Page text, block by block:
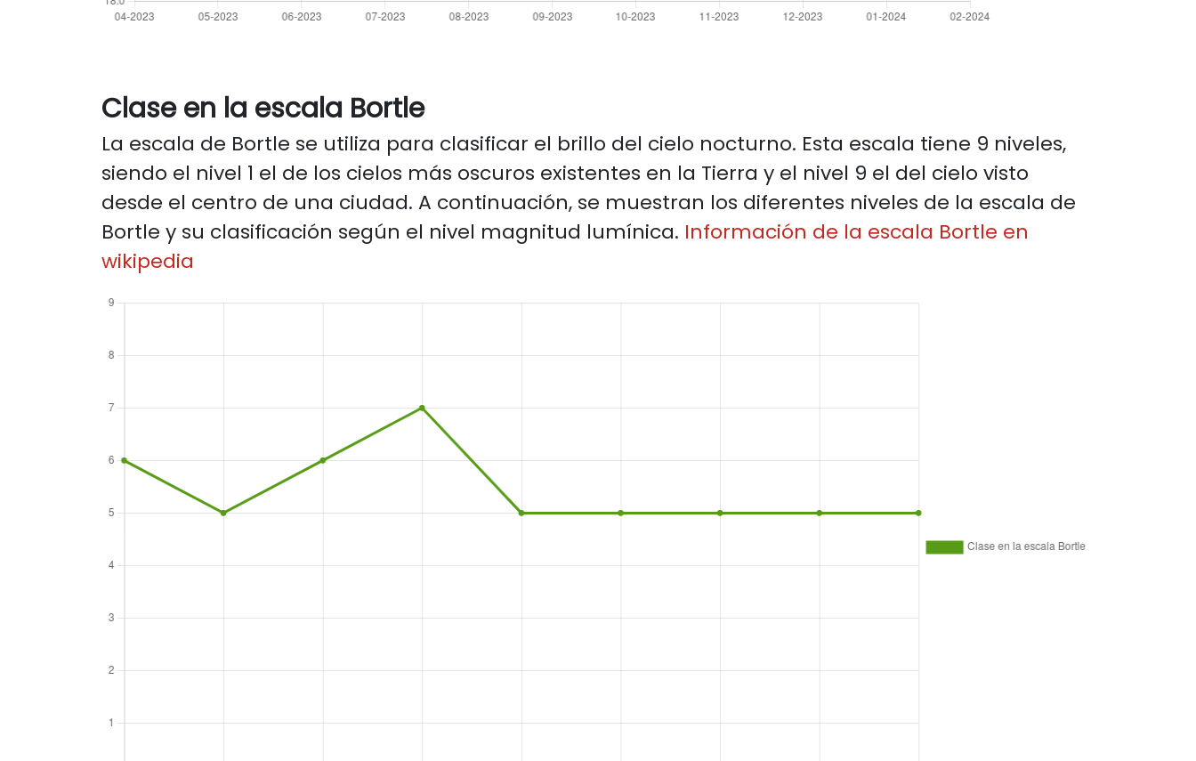
Clase en la escala Bortle
La escala de Bortle se utiliza para clasificar el brillo del cielo nocturno. Esta escala tiene 9 niveles,
siendo el nivel 1 el de los cielos más oscuros existentes en la Tierra y el nivel 9 el del cielo visto
desde el centro de una ciudad. A continuación, se muestran los diferentes niveles de la escala de
Bortle y su clasificación según el nivel magnitud lumínica. Información de la escala Bortle en
wikipedia